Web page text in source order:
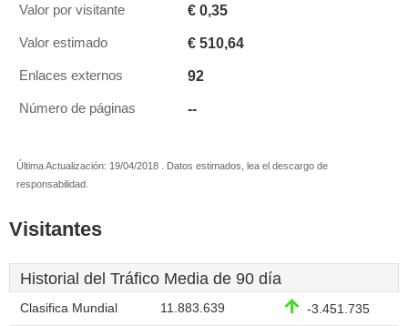
Valor por visitante € 0,35
Valor estimado € 510,64
Enlaces externos 92
Número de páginas --
Última Actualización: 19/04/2018 . Datos estimados, lea el descargo de
responsabilidad.
Visitantes
Historial del Tráfico Media de 90 día
Clasifica Mundial 11.883.639 -3.451.735